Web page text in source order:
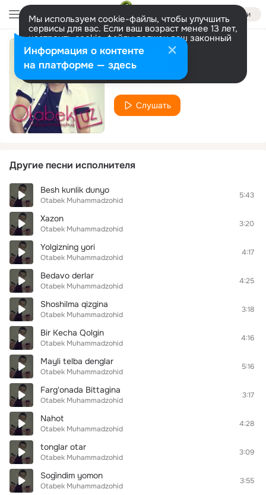
Войти
Мы используем cookie-файлы, чтобы улучшить
сервисы для вас. Если ваш возраст менее 13 лет,
настроить cookie-файлы должен ваш законный
представитель. Больше информации
Разрешить все Настроить
Notanish Qiz
Otabek Muhammadzohid
Слушать
Другие песни исполнителя
Besh kunlik dunyo
Otabek Muhammadzohid
5:43
Xazon
Otabek Muhammadzohid
3:20
Yolgizning yori
Otabek Muhammadzohid
4:17
Bedavo derlar
Otabek Muhammadzohid
4:25
Shoshilma qizgina
Otabek Muhammadzohid
3:18
Bir Kecha Qolgin
Otabek Muhammadzohid
4:16
Mayli telba denglar
Otabek Muhammadzohid
5:16
Farg'onada Bittagina
Otabek Muhammadzohid
3:17
Nahot
Otabek Muhammadzohid
4:28
tonglar otar
Otabek Muhammadzohid
3:09
Sog`indim yomon
Otabek Muhammadzohid
3:55
Информация о контенте
на платформе — здесь